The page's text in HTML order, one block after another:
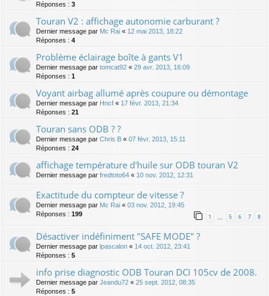
Réponses : 3
Touran V2 : affichage autonomie carburant ?
Dernier message par Mc Rai « 12 mai 2013, 18:22
Réponses : 4
Problème éclairage boîte à gants V1
Dernier message par tomcat92 « 29 avr. 2013, 16:09
Réponses : 1
Voyant airbag allumé après coupure ou démontage
Dernier message par Hncf « 17 févr. 2013, 21:34
Réponses : 21
Touran sans ODB ? ?
Dernier message par Chris B « 07 févr. 2013, 15:11
Réponses : 24
affichage température d'huile sur ODB touran V2
Dernier message par fredtoto64 « 10 nov. 2012, 12:31
Exactitude du compteur de vitesse ?
Dernier message par Mc Rai « 03 nov. 2012, 19:45
Réponses : 199 1 … 5 6 7 8
Désactiver indéfiniment "SAFE MODE" ?
Dernier message par lpascalon « 14 oct. 2012, 23:41
Réponses : 5
info prise diagnostic ODB Touran DCI 105cv de 2008.
Dernier message par Jeandu72 « 25 sept. 2012, 08:35
Réponses : 5